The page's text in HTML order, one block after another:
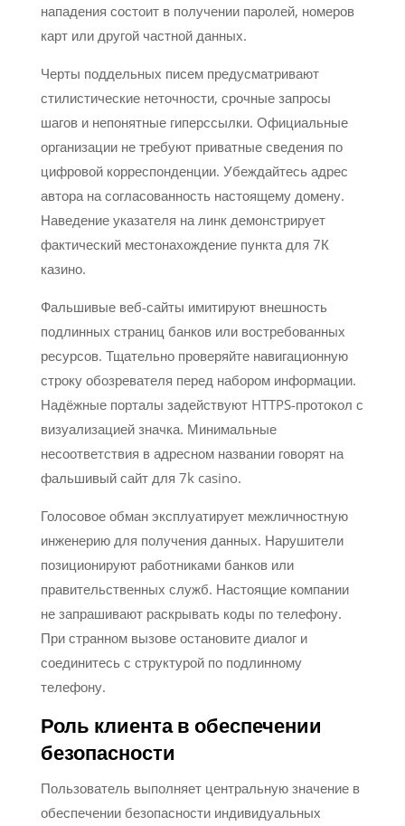
нападения состоит в получении паролей, номеров
карт или другой частной данных.
Черты поддельных писем предусматривают
стилистические неточности, срочные запросы
шагов и непонятные гиперссылки. Официальные
организации не требуют приватные сведения по
цифровой корреспонденции. Убеждайтесь адрес
автора на согласованность настоящему домену.
Наведение указателя на линк демонстрирует
фактический местонахождение пункта для 7К
казино.
Фальшивые веб-сайты имитируют внешность
подлинных страниц банков или востребованных
ресурсов. Тщательно проверяйте навигационную
строку обозревателя перед набором информации.
Надёжные порталы задействуют HTTPS-протокол с
визуализацией значка. Минимальные
несоответствия в адресном названии говорят на
фальшивый сайт для 7k casino.
Голосовое обман эксплуатирует межличностную
инженерию для получения данных. Нарушители
позиционируют работниками банков или
правительственных служб. Настоящие компании
не запрашивают раскрывать коды по телефону.
При странном вызове остановите диалог и
соединитесь с структурой по подлинному
телефону.
Роль клиента в обеспечении
безопасности
Пользователь выполняет центральную значение в
обеспечении безопасности индивидуальных